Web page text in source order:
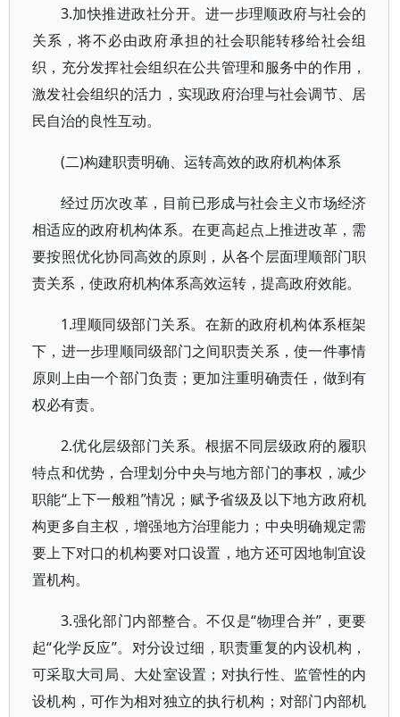
3.加快推进政社分开。进一步理顺政府与社会的
关系，将不必由政府承担的社会职能转移给社会组
织，充分发挥社会组织在公共管理和服务中的作用，
激发社会组织的活力，实现政府治理与社会调节、居
民自治的良性互动。
(二)构建职责明确、运转高效的政府机构体系
经过历次改革，目前已形成与社会主义市场经济
相适应的政府机构体系。在更高起点上推进改革，需
要按照优化协同高效的原则，从各个层面理顺部门职
责关系，使政府机构体系高效运转，提高政府效能。
1.理顺同级部门关系。在新的政府机构体系框架
下，进一步理顺同级部门之间职责关系，使一件事情
原则上由一个部门负责；更加注重明确责任，做到有
权必有责。
2.优化层级部门关系。根据不同层级政府的履职
特点和优势，合理划分中央与地方部门的事权，减少
职能“上下一般粗”情况；赋予省级及以下地方政府机
构更多自主权，增强地方治理能力；中央明确规定需
要上下对口的机构要对口设置，地方还可因地制宜设
置机构。
3.强化部门内部整合。不仅是“物理合并”，更要
起“化学反应”。对分设过细，职责重复的内设机构，
可采取大司局、大处室设置；对执行性、监管性的内
设机构，可作为相对独立的执行机构；对部门内部机